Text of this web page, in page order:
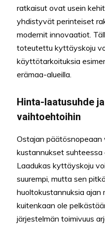
ratkaisut ovat usein
yhdistyvät perinteiset
modernit innovaatiot.
toteutettu kyttäyskoju
käyttötarkoituksia
erämaa-alueilla.
Hinta-laatusuhde
vaihtoehtoihin
Ostajan
kustannukset
Laadukas kyttäyskoju
suurempi, mutta sen
huoltokustannuksia ajan
kuitenkaan ole
järjestelmän toimivuus